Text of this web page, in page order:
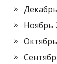
Ноябрь